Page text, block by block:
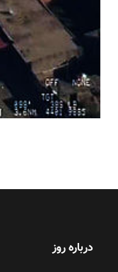
درباره روز